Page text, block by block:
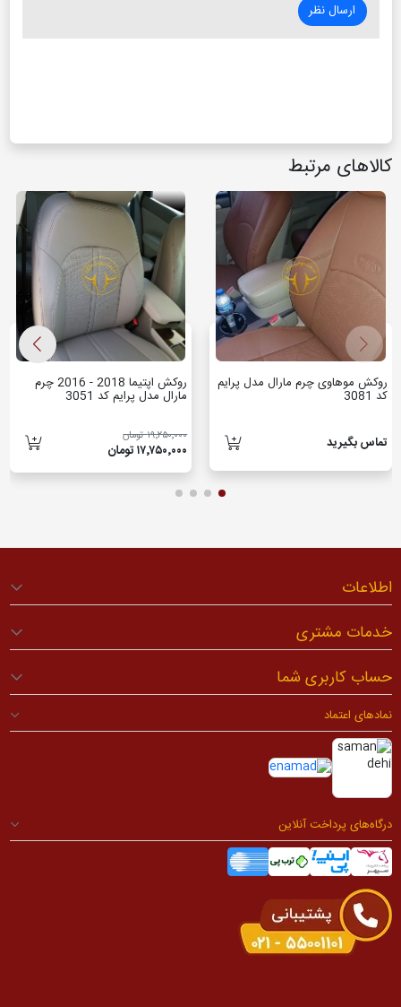
ارسال نظر
کالاهای مرتبط
روکش موهاوی چرم مارال مدل پرایم
کد 3081
تماس بگیرید
روکش اپتیما 2018 - 2016 چرم
مارال مدل پرایم کد 3051
۱۹٬۲۵۰٬۰۰۰ تومان
۱۷٬۷۵۰٬۰۰۰ تومان
اطلاعات
خدمات مشتری
حساب کاربری شما
نمادهای اعتماد
درگاه‌های پرداخت آنلاین